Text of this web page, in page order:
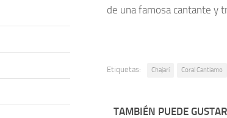
de una famosa cantante y
Etiquetas: Chajarí Coral Cantiamo
TAMBIÉN PUEDE